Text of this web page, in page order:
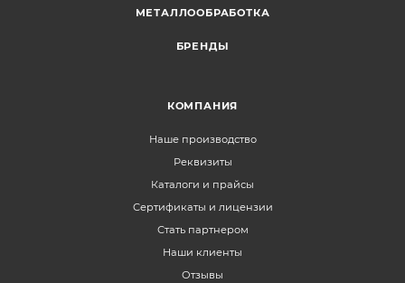
МЕТАЛЛООБРАБОТКА
БРЕНДЫ
КОМПАНИЯ
Наше производство
Реквизиты
Каталоги и прайсы
Сертификаты и лицензии
Стать партнером
Наши клиенты
Отзывы